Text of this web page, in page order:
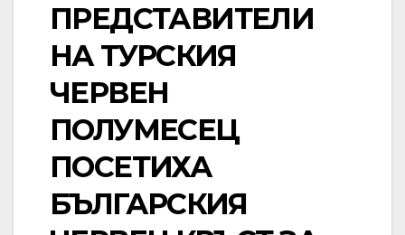
ПРЕДСТАВИТЕЛИ
НА ТУРСКИЯ
ЧЕРВЕН
ПОЛУМЕСЕЦ
ПОСЕТИХА
БЪЛГАРСКИЯ